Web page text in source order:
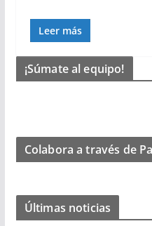
Leer más
¡Súmate al equipo!
Colabora a través de
Últimas noticias